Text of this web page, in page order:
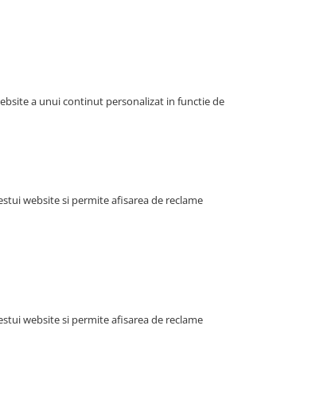
a unui continut personalizat in functie de
website si permite afisarea de reclame
website si permite afisarea de reclame